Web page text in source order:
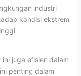
industri
kondisi ekstrem
juga efisien dalam
penting dalam